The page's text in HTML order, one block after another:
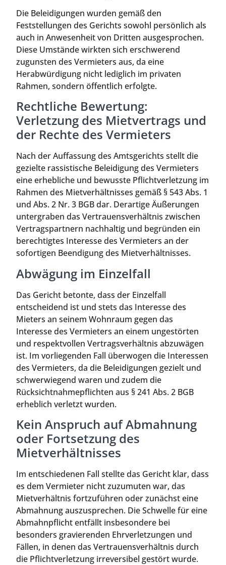
Die Beleidigungen wurden gemäß den
Feststellungen des Gerichts sowohl persönlich als
auch in Anwesenheit von Dritten ausgesprochen.
Diese Umstände wirkten sich erschwerend
zugunsten des Vermieters aus, da eine
Herabwürdigung nicht lediglich im privaten
Rahmen, sondern öffentlich erfolgte.
Rechtliche Bewertung:
Verletzung des Mietvertrags und
der Rechte des Vermieters
Nach der Auffassung des Amtsgerichts stellt die
gezielte rassistische Beleidigung des Vermieters
eine erhebliche und bewusste Pflichtverletzung im
Rahmen des Mietverhältnisses gemäß § 543 Abs. 1
und Abs. 2 Nr. 3 BGB dar. Derartige Äußerungen
untergraben das Vertrauensverhältnis zwischen
Vertragspartnern nachhaltig und begründen ein
berechtigtes Interesse des Vermieters an der
sofortigen Beendigung des Mietverhältnisses.
Abwägung im Einzelfall
Das Gericht betonte, dass der Einzelfall
entscheidend ist und stets das Interesse des
Mieters an seinem Wohnraum gegen das
Interesse des Vermieters an einem ungestörten
und respektvollen Vertragsverhältnis abzuwägen
ist. Im vorliegenden Fall überwogen die Interessen
des Vermieters, da die Beleidigungen gezielt und
schwerwiegend waren und zudem die
Rücksichtnahmepflichten aus § 241 Abs. 2 BGB
erheblich verletzt wurden.
Kein Anspruch auf Abmahnung
oder Fortsetzung des
Mietverhältnisses
Im entschiedenen Fall stellte das Gericht klar, dass
es dem Vermieter nicht zuzumuten war, das
Mietverhältnis fortzuführen oder zunächst eine
Abmahnung auszusprechen. Die Schwelle für eine
Abmahnpflicht entfällt insbesondere bei
besonders gravierenden Ehrverletzungen und
Fällen, in denen das Vertrauensverhältnis durch
die Pflichtverletzung irreversibel gestört wurde.